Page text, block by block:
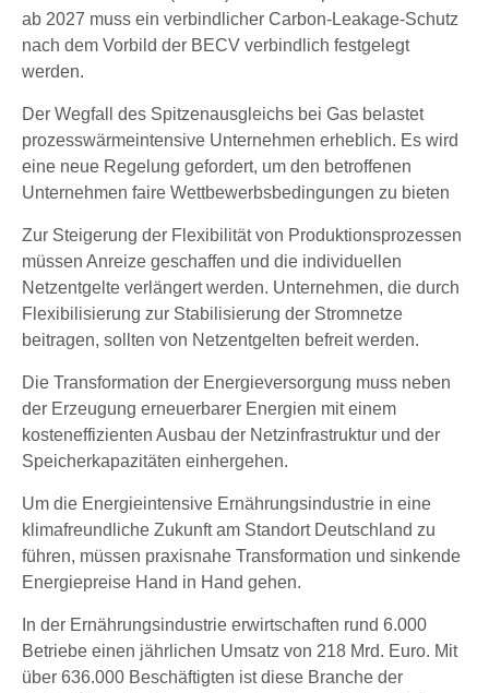
ab 2027 muss ein verbindlicher Carbon-Leakage-Schutz
nach dem Vorbild der BECV verbindlich festgelegt
werden.
Der Wegfall des Spitzenausgleichs bei Gas belastet
prozesswärmeintensive Unternehmen erheblich. Es wird
eine neue Regelung gefordert, um den betroffenen
Unternehmen faire Wettbewerbsbedingungen zu bieten
Zur Steigerung der Flexibilität von Produktionsprozessen
müssen Anreize geschaffen und die individuellen
Netzentgelte verlängert werden. Unternehmen, die durch
Flexibilisierung zur Stabilisierung der Stromnetze
beitragen, sollten von Netzentgelten befreit werden.
Die Transformation der Energieversorgung muss neben
der Erzeugung erneuerbarer Energien mit einem
kosteneffizienten Ausbau der Netzinfrastruktur und der
Speicherkapazitäten einhergehen.
Um die Energieintensive Ernährungsindustrie in eine
klimafreundliche Zukunft am Standort Deutschland zu
führen, müssen praxisnahe Transformation und sinkende
Energiepreise Hand in Hand gehen.
In der Ernährungsindustrie erwirtschaften rund 6.000
Betriebe einen jährlichen Umsatz von 218 Mrd. Euro. Mit
über 636.000 Beschäftigten ist diese Branche der